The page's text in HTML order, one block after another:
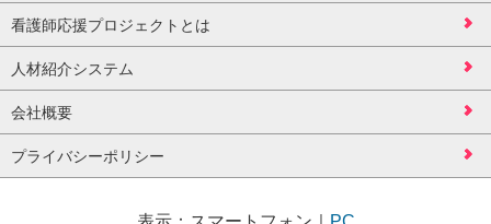
看護師応援プロジェクトとは
人材紹介システム
会社概要
プライバシーポリシー